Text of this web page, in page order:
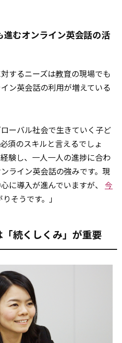
むオンライン英会話の活
するニーズは教育の現場でも
ン英会話の利用が増えている
ーバル社会で生きていく子ど
須のスキルと言えるでしょ
験し、一人一人の進捗に合わ
ライン英会話の強みです。現
に導入が進んでいますが、 今
そうです。」
続くしくみ」が重要